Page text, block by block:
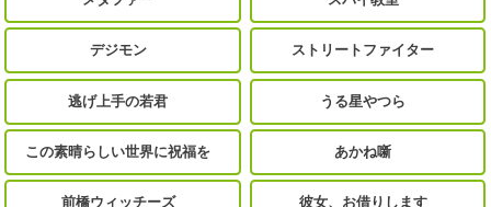
デジモン ストリートファイター
逃げ上手の若君 うる星やつら
この素晴らしい世界に祝福を あかね噺
前橋ウィッチーズ 彼女、お借りします